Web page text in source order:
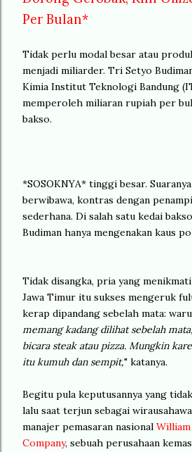
Per Bulan*
Tidak perlu modal besar atau
menjadi miliarder. Tri Setyo
Kimia Institut Teknologi Bandung
memperoleh miliaran rupiah per
bakso.
*SOSOKNYA* tinggi besar.
berwibawa, kontras dengan
sederhana. Di salah satu kedai
Budiman hanya mengenakan kaus
Tidak disangka, pria yang
Jawa Timur itu sukses mengeruk
kerap dipandang sebelah mata:
memang kadang dilihat sebelah
bicara steak atau pizza. Mungkin
itu kumuh dan sempit," katanya.
Begitu pula keputusannya yang
lalu saat terjun sebagai
manajer pemasaran nasional William
Company, sebuah perusahaan